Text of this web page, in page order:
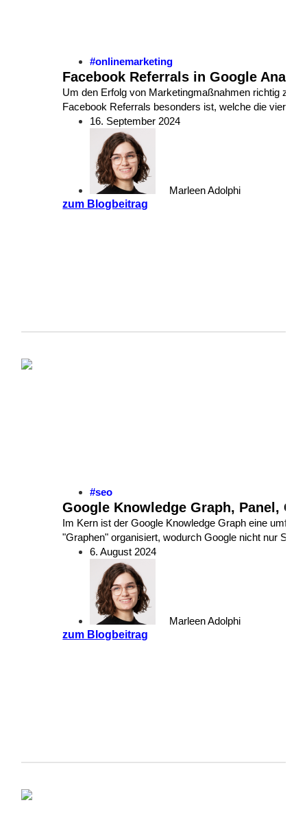
#onlinemarketing
Facebook Referrals in Google
Um den Erfolg von Marketingmaßnahmen richtig zu
Facebook Referrals besonders ist, welche die vier
16. September 2024
Marleen Adolphi
zum Blogbeitrag
#seo
Google Knowledge Graph, Panel,
Im Kern ist der Google Knowledge Graph eine
"Graphen" organisiert, wodurch Google nicht nur
6. August 2024
Marleen Adolphi
zum Blogbeitrag